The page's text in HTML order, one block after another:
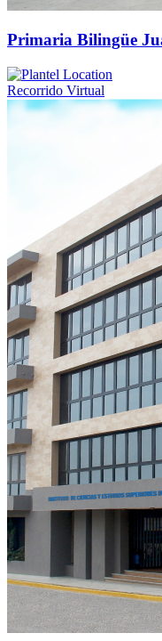
Primaria Bilingüe
Recorrido Virtual